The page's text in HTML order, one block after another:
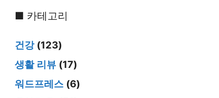
■ 카테고리
건강(123)
생활 리뷰 (17)
워드프레스 (6)